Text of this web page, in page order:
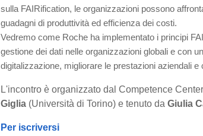
sulla FAIRification, le organizzazioni possono
guadagni di produttività ed efficienza dei costi.
Vedremo come Roche ha implementato i principi
gestione dei dati nelle organizzazioni globali e con
digitalizzazione, migliorare le prestazioni aziendali e
L'incontro è organizzato dal Competence
Giglia (Università di Torino) e tenuto da Giulia
Per iscriversi